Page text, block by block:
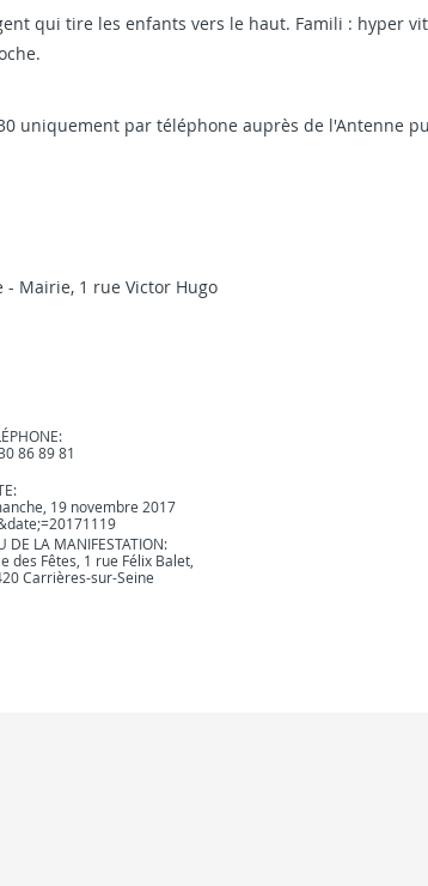
qui tire les enfants vers le haut. Famili : hyper
uniquement par téléphone auprès de l'Antenne
Mairie, 1 rue Victor Hugo
86 89 81
19 novembre 2017
DE LA MANIFESTATION:
des Fêtes, 1 rue Félix Balet,
Carrières-sur-Seine